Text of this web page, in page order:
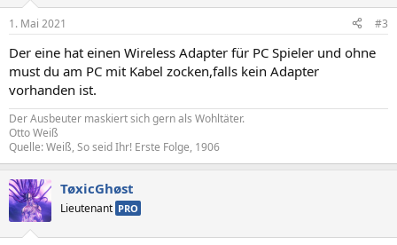
1. Mai 2021 #3
Der eine hat einen Wireless Adapter für PC Spieler und ohne
must du am PC mit Kabel zocken,falls kein Adapter
vorhanden ist.
Der Ausbeuter maskiert sich gern als Wohltäter.
Otto Weiß
Quelle: Weiß, So seid Ihr! Erste Folge, 1906
TøxicGhøst
Lieutenant PRO